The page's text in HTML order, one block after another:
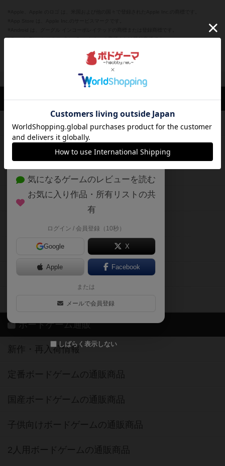
※Google Play とそのロゴは、Google Inc.の商標または登録商標です。
ボドとも一覧 ツチノコ360閉じる
ボードゲームのプレイ履歴を記録し
て、
自分のデータを管理しませんか？
約75,000人がボドゲーマを利用中！
気になるゲームのレビューを読む
お気に入り作品・所有リストの共
有
ログイン / 会員登録（10秒）
Google X
Apple Facebook
または
メールで会員登録
しばらく表示しない
ボドゲーマTOP
ボードゲームを検索する
ボードゲームの新着レビュー
ボードゲーム会情報
メカニクス特集
掲示板・トピックス
ボドとも・会員一覧
ボードゲーム業界コラム
ボドゲーマご利用案内
ボードゲーム通販
新作・再入荷情報
定番ボードゲームの通販商品
国産ボードゲームの通販商品
子供向けボードゲームの通販商品
2人用ボードゲームの通販商品